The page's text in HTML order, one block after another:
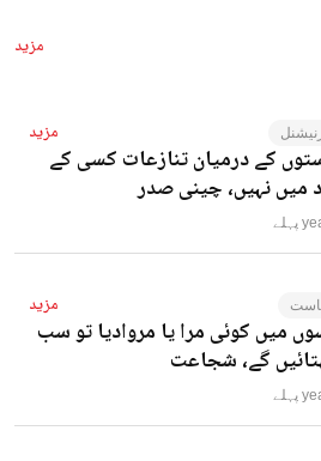
مزید
مزید
کے درمیان تنازعات کسی کے
میں نہیں، چینی صدر
مزید
میں کوئی مرا یا مروادیا تو سب
گے، شجاعت